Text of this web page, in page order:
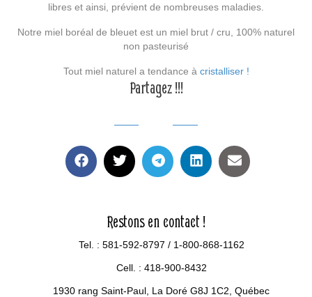
libres et ainsi, prévient de nombreuses maladies.
Notre miel boréal de bleuet est un miel brut / cru, 100% naturel
non pasteurisé
Tout miel naturel a tendance à cristalliser !
Partagez !!!
Restons en contact !
Tel. : 581-592-8797 / 1-800-868-1162
Cell. : 418-900-8432
1930 rang Saint-Paul, La Doré G8J 1C2, Québec